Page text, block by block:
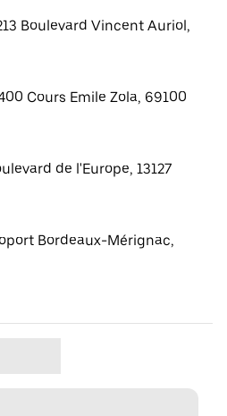
Boulevard Vincent Auriol,
Cours Emile Zola, 69100
de l'Europe, 13127
Bordeaux-Mérignac,